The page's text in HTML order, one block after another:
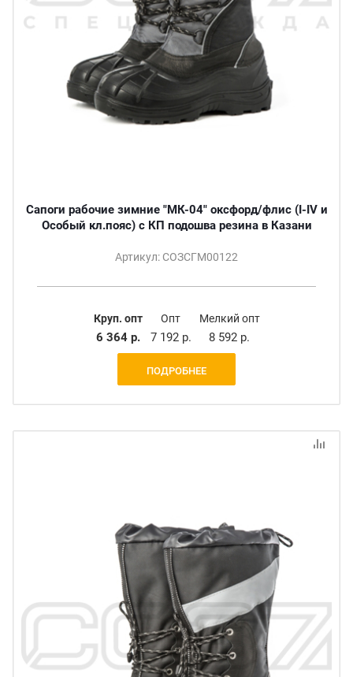
Сапоги рабочие зимние "МК-04" оксфорд/флис (I-IV и
Особый кл.пояс) с КП подошва резина в Казани
Артикул: СОЗСГМ00122
Круп. опт
6 364 р.
Опт
7 192 р.
Мелкий опт
8 592 р.
ПОДРОБНЕЕ